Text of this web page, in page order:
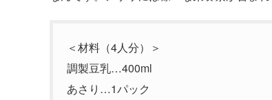
＜材料（4人分）＞
調製豆乳…400ml
あさり…1パック